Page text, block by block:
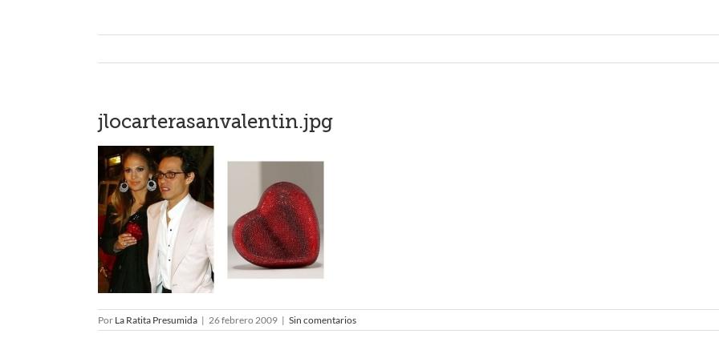
jlocarterasanvalentin.jpg
Por La Ratita Presumida | 26 febrero 2009 | Sin comentarios